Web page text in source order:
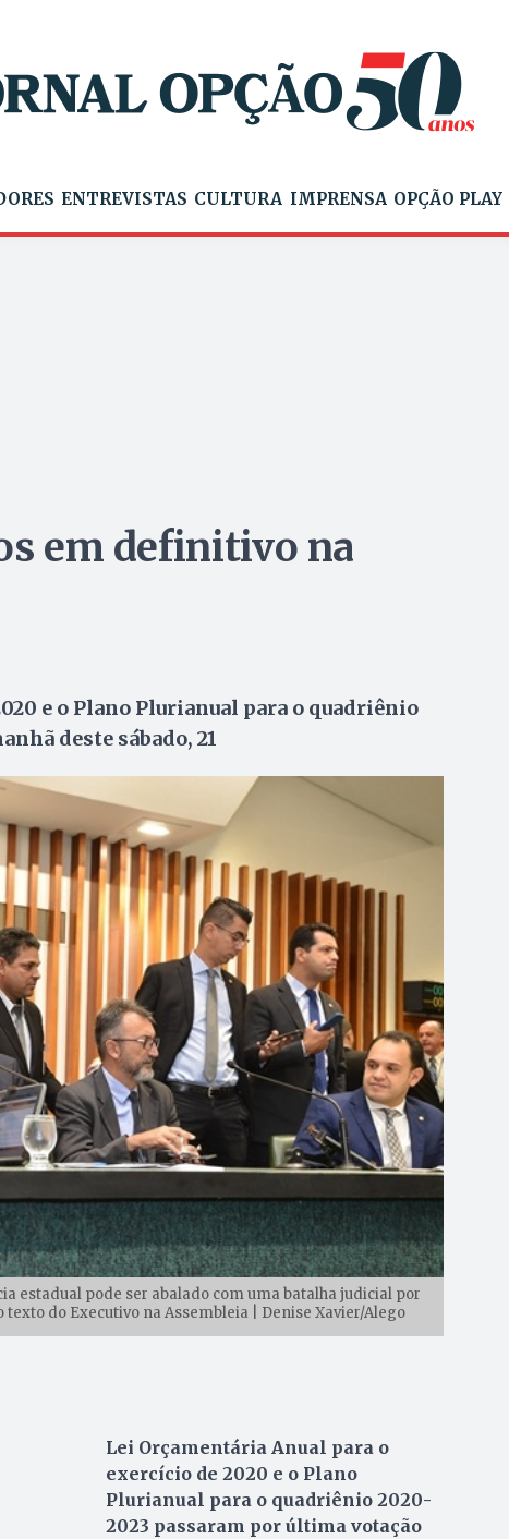
ENTREVISTAS CULTURA IMPRENSA OPÇÃO PLAY
em definitivo na
e o Plano Plurianual para o quadriênio
deste sábado, 21
estadual pode ser abalado com uma batalha judicial por
do Executivo na Assembleia | Denise Xavier/Alego
Lei Orçamentária Anual para o
exercício de 2020 e o Plano
Plurianual para o quadriênio 2020-
2023 passaram por última votação